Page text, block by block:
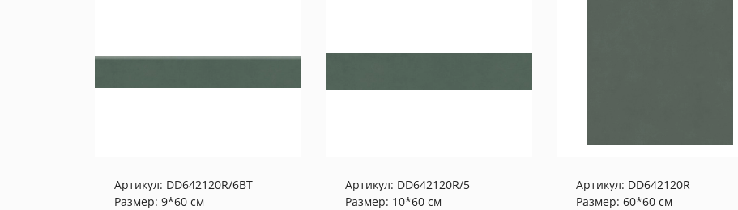
Артикул: DD642120R/6BT
Размер: 9*60 см
Артикул: DD642120R/5
Размер: 10*60 см
Артикул: DD642120R
Размер: 60*60 см